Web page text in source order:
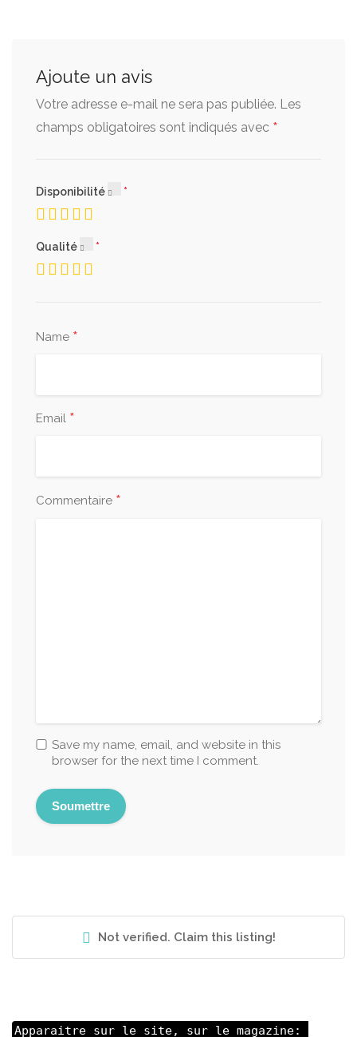
Ajoute un avis
Votre adresse e-mail ne sera pas publiée. Les
champs obligatoires sont indiqués avec *
Disponibilité
Qualité
Name *
Email *
Commentaire *
Save my name, email, and website in this
browser for the next time I comment.
Not verified. Claim this listing!
Apparaitre sur le site, sur le magazine: